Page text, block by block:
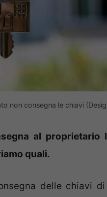
non consegna le chiavi
al proprietario
quali.
delle chiavi